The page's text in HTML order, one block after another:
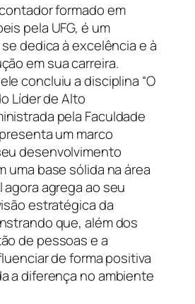
formado em
pela UFG, é um
dedica à excelência e à
em sua carreira.
concluiu a disciplina “O
Líder de Alto
pela Faculdade
um marco
desenvolvimento
uma base sólida na área
agrega ao seu
estratégica da
que, além dos
de pessoas e a
de forma positiva
a diferença no ambiente